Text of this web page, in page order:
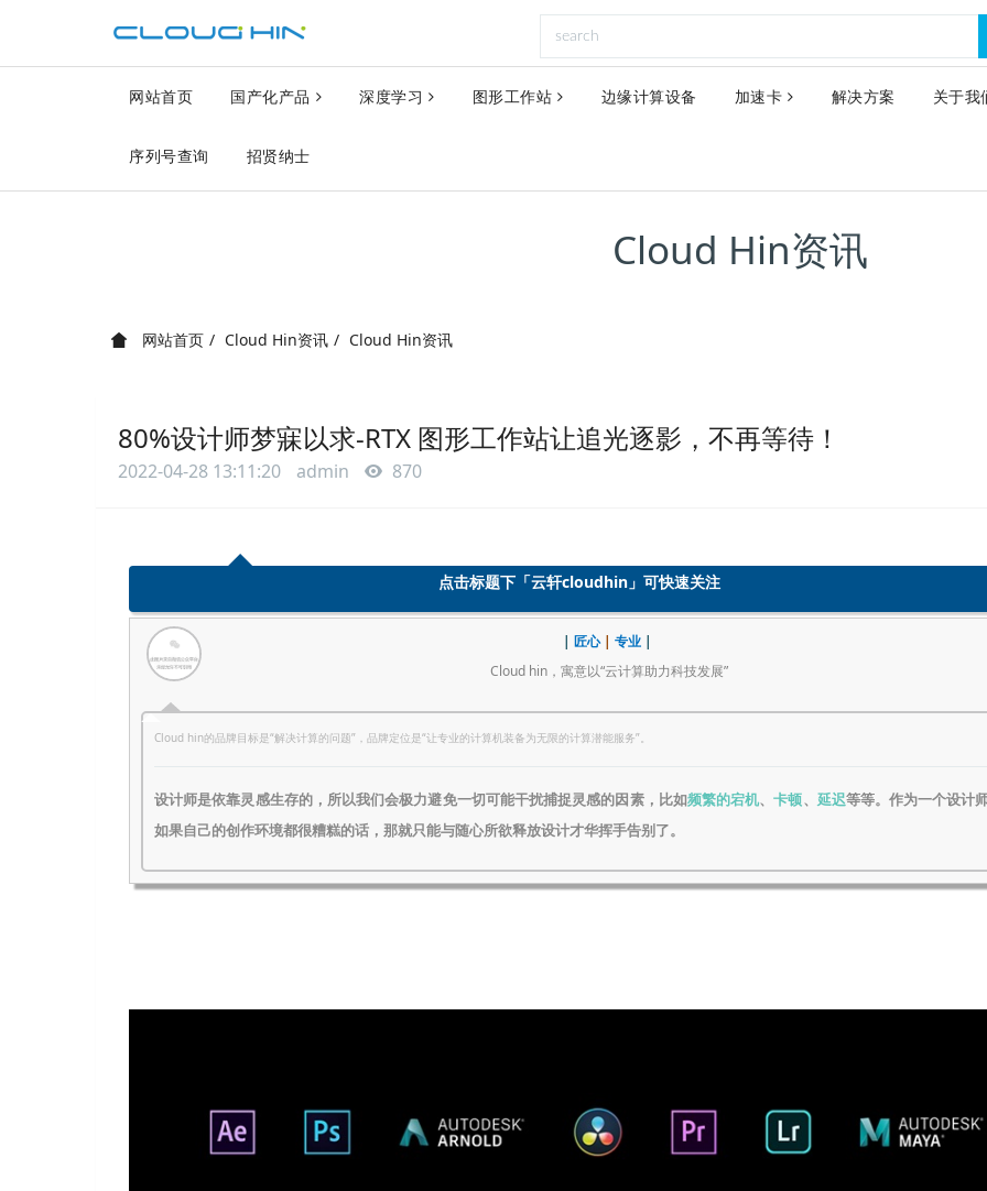
网站首页 国产化产品 深度学习 图形工作站 边缘计算设备 加速卡 解决方案 关于我
序列号查询 招贤纳士
Cloud Hin资讯
网站首页 Cloud Hin资讯 Cloud Hin资讯
80%设计师梦寐以求-RTX 图形工作站让追光逐影，不再等待！
2022-04-28 13:11:20 admin 870
点击标题下「云轩cloudhin」可快速关注
| 匠心 | 专业 |
Cloud hin，寓意以“云计算助力科技发展”
Cloud hin的品牌目标是“解决计算的问题”，品牌定位是“让专业的计算机装备为无限的计算潜能服务”。
设计师是依靠灵感生存的，所以我们会极力避免一切可能干扰捕捉灵感的因素，比如频繁的宕机、卡顿、 延迟等等。作为一个设计
如果自己的创作环境都很糟糕的话，那就只能与随心所欲释放设计才华挥手告别了。